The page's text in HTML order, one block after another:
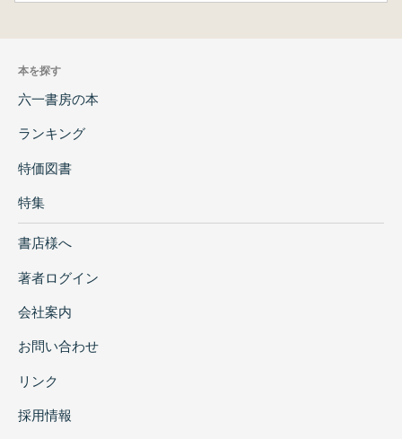
本を探す
六一書房の本
ランキング
特価図書
特集
書店様へ
著者ログイン
会社案内
お問い合わせ
リンク
採用情報